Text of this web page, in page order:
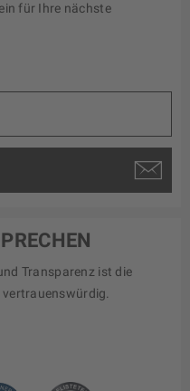
für Ihre nächste
Transparenz ist die
vertrauenswürdig.